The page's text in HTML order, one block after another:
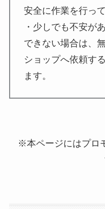
安全に作業を行っ
・少しでも不安が
できない場合は、
ショップへ依頼す
ます。
※本ページにはプロ